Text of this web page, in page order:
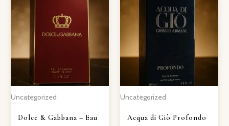
Uncategorized
Dolce & Gabbana – Eau
Uncategorized
Acqua di Giò Profondo